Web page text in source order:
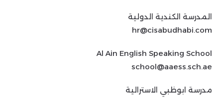
المدرسة الكندية الدولية
hr@cisabudhabi.com
Al Ain English Speaking School
school@aaess.sch.ae
مدرسة ابوظبي الاسترالية